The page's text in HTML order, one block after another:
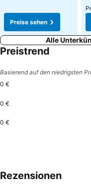
Preise sehen
Alle
Preistrend
Basierend auf den niedrigsten
0 €
0 €
0 €
Rezensionen